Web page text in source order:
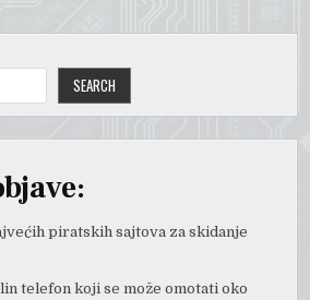
SEARCH
piratskih sajtova za skidanje
telefon koji se može omotati oko